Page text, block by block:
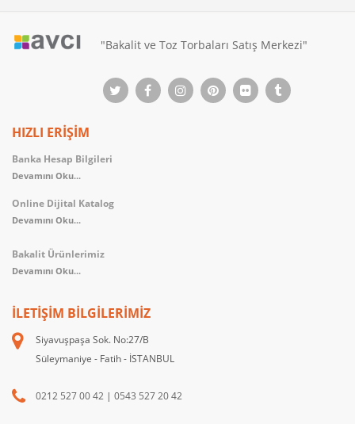
"Bakalit ve Toz Torbaları Satış Merkezi"
HIZLI ERİŞİM
Banka Hesap Bilgileri
Devamını Oku...
Online Dijital Katalog
Devamını Oku...
Bakalit Ürünlerimiz
Devamını Oku...
İLETIŞIM BILGILERIMIZ
Siyavuşpaşa Sok. No:27/B
Süleymaniye - Fatih - İSTANBUL
0212 527 00 42 | 0543 527 20 42